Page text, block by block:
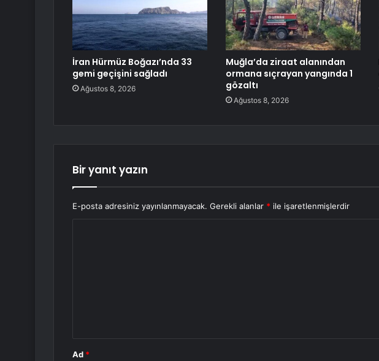
İran Hürmüz Boğazı’nda 33
gemi geçişini sağladı
Ağustos 8, 2026
Muğla’da ziraat alanından
ormana sıçrayan yangında 1
gözaltı
Ağustos 8, 2026
Bir yanıt yazın
E-posta adresiniz yayınlanmayacak. Gerekli alanlar * ile işaretlenmişlerdir
Ad *